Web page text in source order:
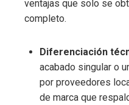
ventajas que solo se
completo.
Diferenciación
acabado singular o
por proveedores
de marca que